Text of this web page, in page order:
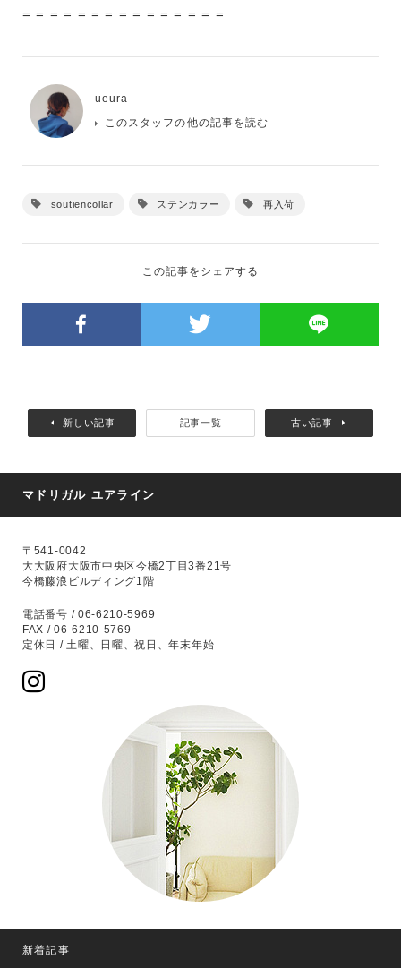
= = = = = = = = = = = = = = =
ueura
このスタッフの他の記事を読む
soutiencollar ステンカラー 再入荷
この記事をシェアする
新しい記事 記事一覧 古い記事
マドリガル ユアライン
〒541-0042
大大阪府大阪市中央区今橋2丁目3番21号
今橋藤浪ビルディング1階
電話番号 / 06-6210-5969
FAX / 06-6210-5769
定休日 / 土曜、日曜、祝日、年末年始
新着記事